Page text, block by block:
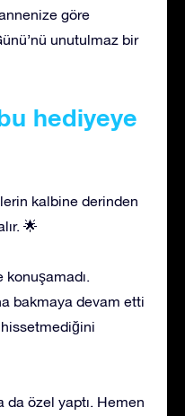
göre
unutulmaz bir
hediyeye
kalbine derinden
🌟
konuşamadı.
bakmaya devam etti
özel yaptı. Hemen